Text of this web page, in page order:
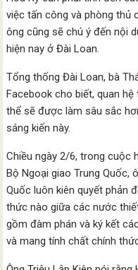
việc tấn công và phòng thủ
ông cũng sẽ chú ý đến nội
hiện nay ở Đài Loan.
Tổng thống Đài Loan, bà
Facebook cho biết, quan
thể sẽ được làm sâu sắc
sáng kiến này.
Chiều ngày 2/6, trong cuộc
Bộ Ngoại giao Trung Quốc,
Quốc luôn kiên quyết phản
thức nào giữa các nước
gồm đàm phán và ký kết
và mang tính chất chính